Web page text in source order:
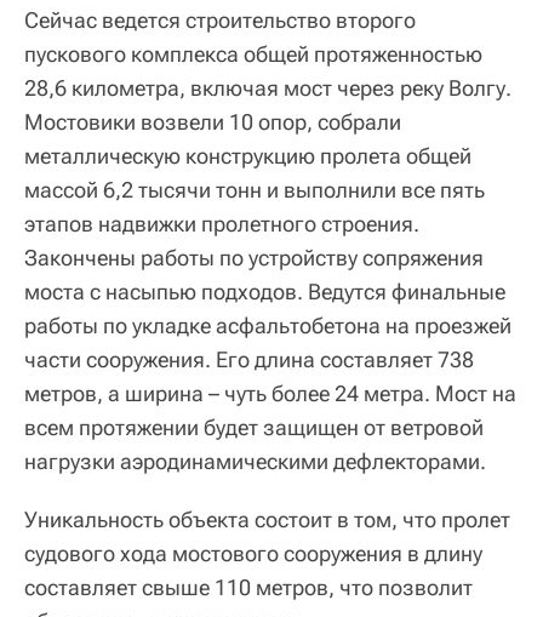
Сейчас ведется строительство второго
пускового комплекса общей протяженностью
28,6 километра, включая мост через реку Волгу.
Мостовики возвели 10 опор, собрали
металлическую конструкцию пролета общей
массой 6,2 тысячи тонн и выполнили все пять
этапов надвижки пролетного строения.
Закончены работы по устройству сопряжения
моста с насыпью подходов. Ведутся финальные
работы по укладке асфальтобетона на проезжей
части сооружения. Его длина составляет 738
метров, а ширина – чуть более 24 метра. Мост на
всем протяжении будет защищен от ветровой
нагрузки аэродинамическими дефлекторами.
Уникальность объекта состоит в том, что пролет
судового хода мостового сооружения в длину
составляет свыше 110 метров, что позволит